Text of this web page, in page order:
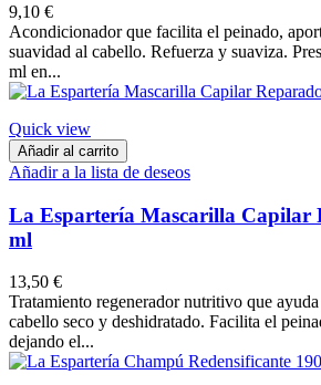
9,10 €
​Acondicionador que facilita el peinado,
suavidad al cabello. Refuerza y suaviza.
ml en...
Quick view
Añadir al carrito
Añadir a la lista de deseos
La Espartería Mascarilla Capilar
ml
13,50 €
Tratamiento regenerador nutritivo que
cabello seco y deshidratado. Facilita el
dejando el...